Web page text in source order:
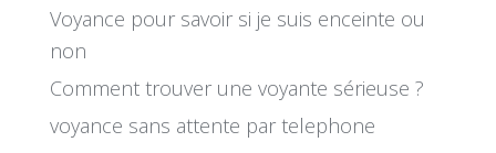
Voyance pour savoir si je suis enceinte ou
non
Comment trouver une voyante sérieuse ?
voyance sans attente par telephone